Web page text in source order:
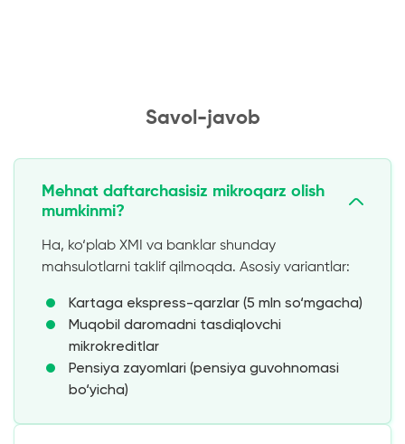
Savol-javob
Mehnat daftarchasisiz mikroqarz olish
mumkinmi?
Ha, ko‘plab XMI va banklar shunday
mahsulotlarni taklif qilmoqda. Asosiy variantlar:
Kartaga ekspress-qarzlar (5 mln so‘mgacha)
Muqobil daromadni tasdiqlovchi
mikrokreditlar
Pensiya zayomlari (pensiya guvohnomasi
bo‘yicha)